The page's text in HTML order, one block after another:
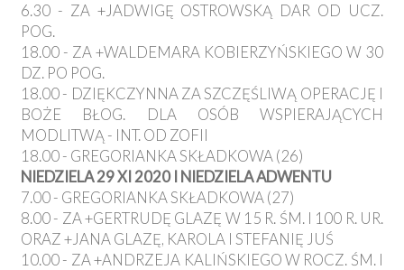
6.30 - ZA +JADWIGĘ OSTROWSKĄ DAR OD UCZ.
POG.
18.00 - ZA +WALDEMARA KOBIERZYŃSKIEGO W 30
DZ. PO POG.
18.00 - DZIĘKCZYNNA ZA SZCZĘŚLIWĄ OPERACJĘ I
BOŻE BŁOG. DLA OSÓB WSPIERAJĄCYCH
MODLITWĄ - INT. OD ZOFII
18.00 - GREGORIANKA SKŁADKOWA (26)
NIEDZIELA 29 XI 2020 I NIEDZIELA ADWENTU
7.00 - GREGORIANKA SKŁADKOWA (27)
8.00 - ZA +GERTRUDĘ GLAZĘ W 15 R. ŚM. I 100 R. UR.
ORAZ +JANA GLAZĘ, KAROLA I STEFANIĘ JUŚ
10.00 - ZA +ANDRZEJA KALIŃSKIEGO W ROCZ. ŚM. I